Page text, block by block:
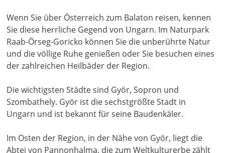
Wenn Sie über Österreich zum Balaton reisen, kennen
Sie diese herrliche Gegend von Ungarn. Im Naturpark
Raab-Örseg-Goricko können Sie die unberührte Natur
und die völlige Ruhe genießen oder Sie besuchen eines
der zahlreichen Heilbäder der Region.
Die wichtigsten Städte sind Györ, Sopron und
Szombathely. Györ ist die sechstgrößte Stadt in
Ungarn und ist bekannt für seine Baudenkäler.
Im Osten der Region, in der Nähe von Györ, liegt die
Abtei von Pannonhalma, die zum Weltkulturerbe zählt